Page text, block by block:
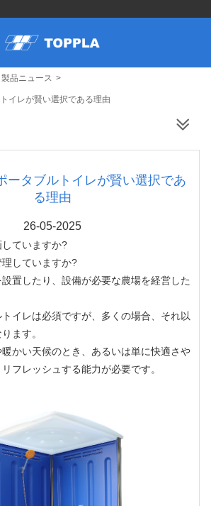
製品ニュース >
イレが賢い選択である理由
ータブルトイレが賢い選択であ
る理由
26-05-2025
ていますか?
していますか?
置したり、設備が必要な農場を経営した
イレは必須ですが、多くの場合、それ以
ます。
かい天候のとき、あるいは単に快適さや
フレッシュする能力が必要です。